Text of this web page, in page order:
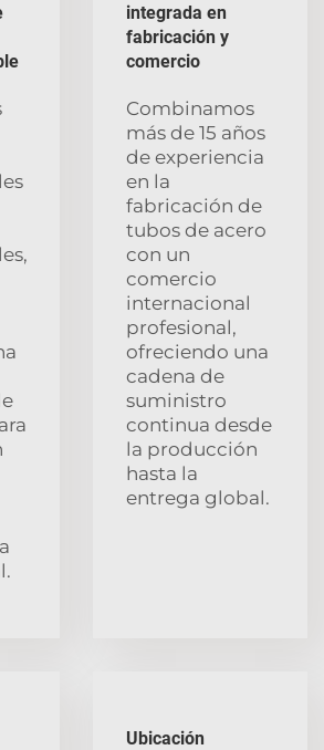
integrada en
fabricación y
comercio
Combinamos
más de 15 años
de experiencia
en la
fabricación de
tubos de acero
con un
comercio
internacional
profesional,
ofreciendo una
cadena de
suministro
continua desde
la producción
hasta la
entrega global.
Ubicación